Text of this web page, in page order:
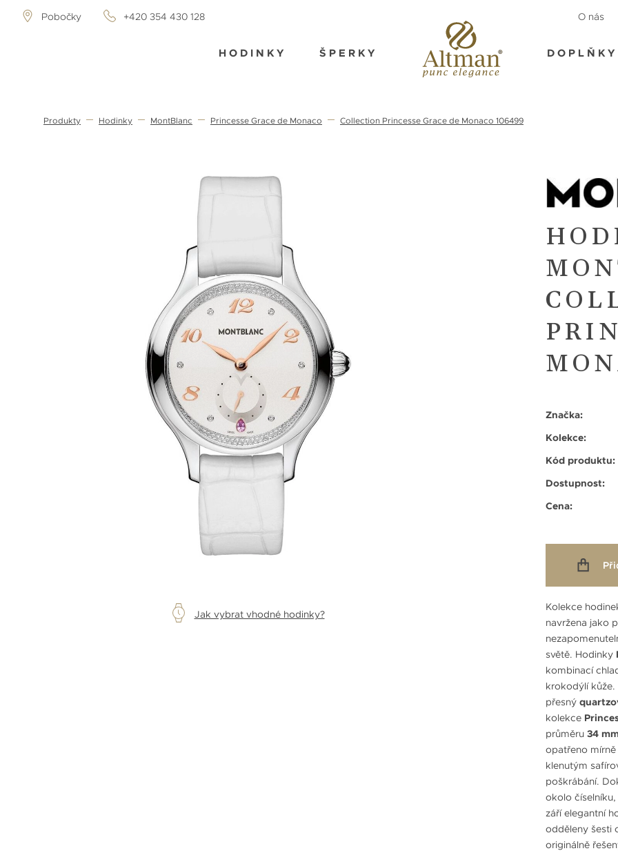
Pobočky +420 354 430 128 O nás
HODINKY ŠPERKY DOPLŇKY
Produkty Hodinky MontBlanc Princesse Grace de Monaco Collection Princesse Grace de Monaco 106499
Jak vybrat vhodné hodinky?
Značka:
Kolekce:
Kód produktu:
Dostupnost:
Cena:
Kolekce
navržena jako
světě. Hodinky
kombinací
krokodýlí
přesný
kolekce
průměru 34
opatřeno
klenutým
poškrábání.
okolo
září elegantní
odděleny šesti
originálně